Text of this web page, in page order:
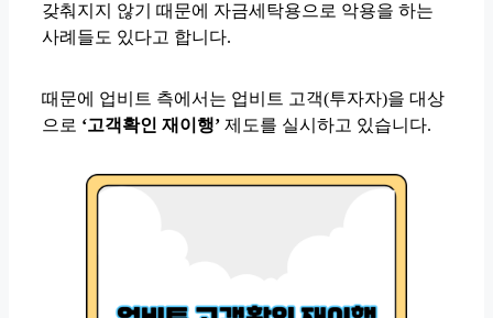
갖춰지지 않기 때문에 자금세탁용으로 악용을 하는
사례들도 있다고 합니다.
때문에 업비트 측에서는 업비트 고객(투자자)을 대상
으로 ‘고객확인 재이행’ 제도를 실시하고 있습니다.